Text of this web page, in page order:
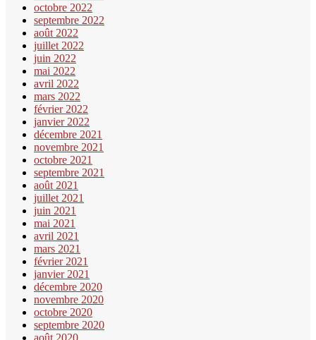
octobre 2022
septembre 2022
août 2022
juillet 2022
juin 2022
mai 2022
avril 2022
mars 2022
février 2022
janvier 2022
décembre 2021
novembre 2021
octobre 2021
septembre 2021
août 2021
juillet 2021
juin 2021
mai 2021
avril 2021
mars 2021
février 2021
janvier 2021
décembre 2020
novembre 2020
octobre 2020
septembre 2020